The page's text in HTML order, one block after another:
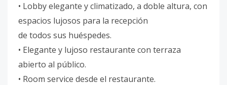
• Lobby elegante y climatizado, a doble altura, con
espacios lujosos para la recepción
de todos sus huéspedes.
• Elegante y lujoso restaurante con terraza
abierto al público.
• Room service desde el restaurante.